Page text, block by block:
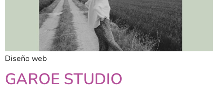
Diseño web
GAROE STUDIO